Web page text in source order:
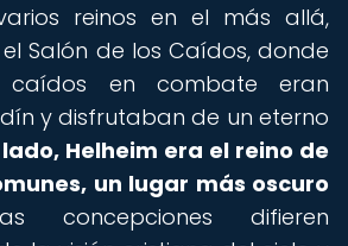
reinos en el más allá,
Salón de los Caídos, donde
caídos en combate eran
y disfrutaban de un eterno
Helheim era el reino de
un lugar más oscuro
concepciones difieren